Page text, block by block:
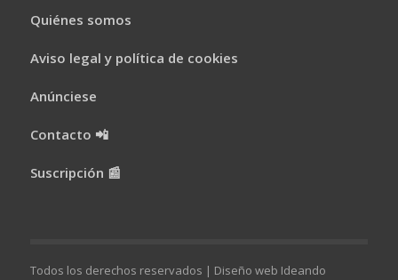
Quiénes somos
Aviso legal y política de cookies
Anúnciese
Contacto 📲
Suscripción 📰
Todos los derechos reservados | Diseño web Ideando